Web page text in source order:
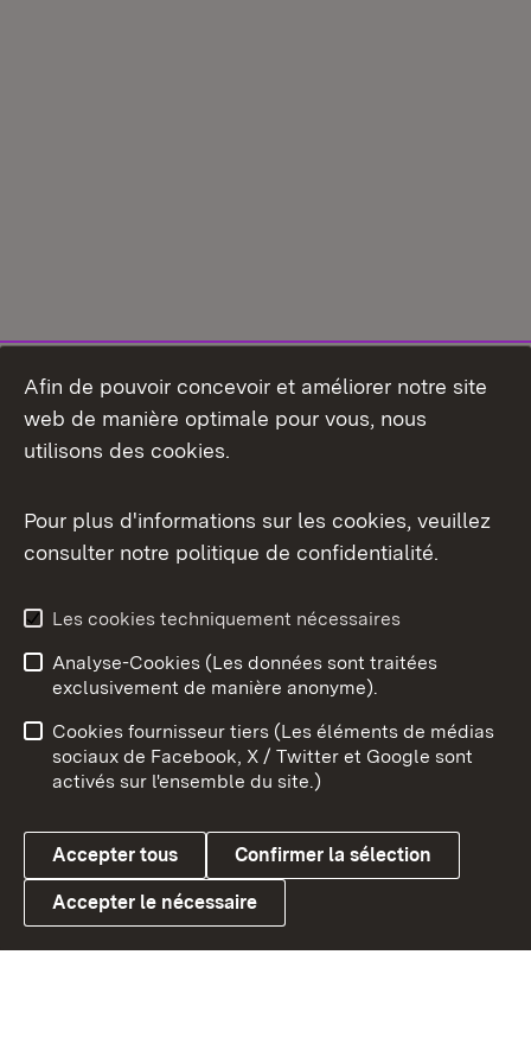
Aperçu des thèmes
Link zum Landesportal
Conseils d'utilisation
Confidentialité
Cookies
Afin de pouvoir concevoir et améliorer notre site
web de manière optimale pour vous, nous
utilisons des cookies.
Pour plus d'informations sur les cookies, veuillez
consulter notre politique de confidentialité.
Les cookies techniquement nécessaires
Analyse-Cookies (Les données sont traitées
exclusivement de manière anonyme).
Cookies fournisseur tiers (Les éléments de médias
sociaux de Facebook, X / Twitter et Google sont
activés sur l'ensemble du site.)
Accepter tous Confirmer la sélection
Accepter le nécessaire